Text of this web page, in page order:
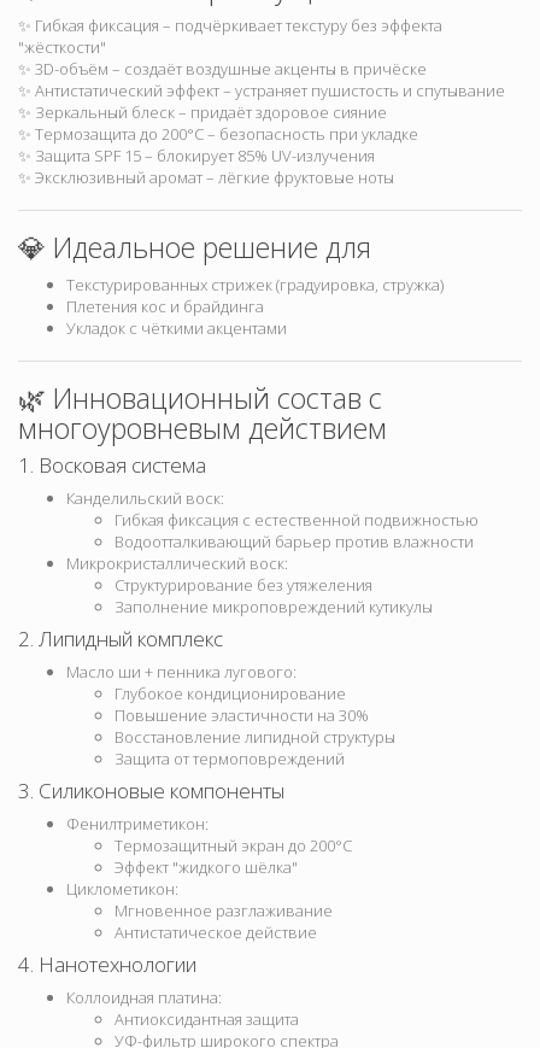
✨ Гибкая фиксация – подчёркивает текстуру без эффекта
"жёсткости"
✨ 3D-объём – создаёт воздушные акценты в причёске
✨ Антистатический эффект – устраняет пушистость и спутывание
✨ Зеркальный блеск – придаёт здоровое сияние
✨ Термозащита до 200°C – безопасность при укладке
✨ Защита SPF 15 – блокирует 85% UV-излучения
✨ Эксклюзивный аромат – лёгкие фруктовые ноты
💎 Идеальное решение для
Текстурированных стрижек (градуировка, стружка)
Плетения кос и брайдинга
Укладок с чёткими акцентами
🌿 Инновационный состав с
многоуровневым действием
1. Восковая система
Канделильский воск:
Гибкая фиксация с естественной подвижностью
Водоотталкивающий барьер против влажности
Микрокристаллический воск:
Структурирование без утяжеления
Заполнение микроповреждений кутикулы
2. Липидный комплекс
Масло ши + пенника лугового:
Глубокое кондиционирование
Повышение эластичности на 30%
Восстановление липидной структуры
Защита от термоповреждений
3. Силиконовые компоненты
Фенилтриметикон:
Термозащитный экран до 200°C
Эффект "жидкого шёлка"
Циклометикон:
Мгновенное разглаживание
Антистатическое действие
4. Нанотехнологии
Коллоидная платина:
Антиоксидантная защита
УФ-фильтр широкого спектра